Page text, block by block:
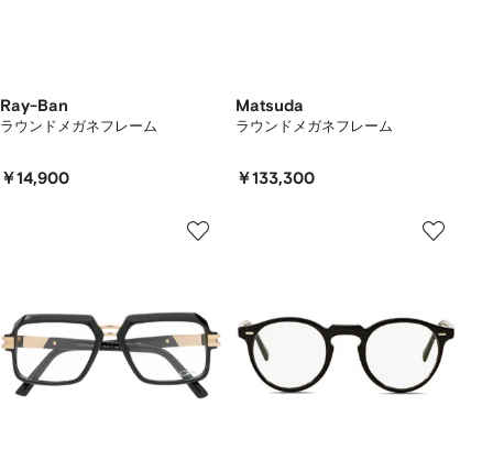
Ray-Ban
ラウンドメガネフレーム
￥14,900
Matsuda
ラウンドメガネフレーム
￥133,300